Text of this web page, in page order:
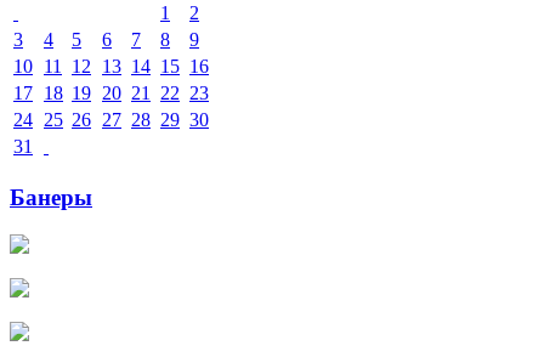
1
2
3
4 5 6 7 8
9
10 11 12 13 14 15 16
17 18 19 20 21 22 23
24 25 26 27 28 29 30
31
Банеры